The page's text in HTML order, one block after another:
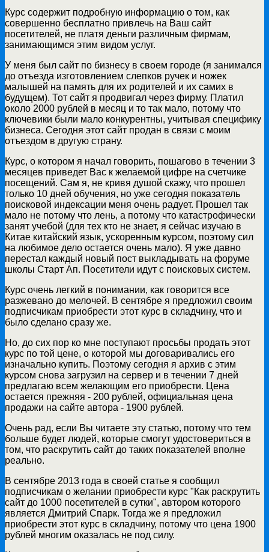
Курс содержит подробную информацию о том, как
совершенно бесплатно привлечь на Ваш сайт
посетителей, не платя деньги различным фирмам,
занимающимся этим видом услуг.
У меня был сайт по бизнесу в своем городе (я занимался
до отъезда изготовлением слепков ручек и ножек
малышей на память для их родителей и их самих в
будущем). Тот сайт я продвигал через фирму. Платил
около 2000 рублей в месяц и то так мало, потому что
ключевики были мало конкурентны, учитывая специфику
бизнеса. Сегодня этот сайт продан в связи с моим
отъездом в другую страну.
Курс, о котором я начал говорить, пошагово в течении 3
месяцев приведет Вас к желаемой цифре на счетчике
посещений. Сам я, не кривя душой скажу, что прошел
только 10 дней обучения, но уже сегодня показатель
поисковой индексации меня очень радует. Прошел так
мало не потому что лень, а потому что катастрофически
занят учебой (для тех кто не знает, я сейчас изучаю в
Китае китайский язык, ускоренным курсом, поэтому сил
на любимое дело остается очень мало). Я уже давно
перестал каждый новый пост выкладывать на форуме
школы Старт Ап. Посетители идут с поисковых систем.
Курс очень легкий в понимании, как говорится все
разжевано до мелочей. В сентябре я предложил своим
подписчикам приобрести этот курс в складчину, что и
было сделано сразу же.
Но, до сих пор ко мне поступают просьбы продать этот
курс по той цене, о которой мы договаривались его
изначально купить. Поэтому сегодня я архив с этим
курсом снова загрузил на сервер и в течении 7 дней
предлагаю всем желающим его приобрести. Цена
остается прежняя - 200 рублей, официальная цена
продажи на сайте автора - 1900 рублей.
Очень рад, если Вы читаете эту статью, потому что тем
больше будет людей, которые смогут удостовериться в
том, что раскрутить сайт до таких показателей вполне
реально.
В сентябре 2013 года в своей статье я сообщил
подписчикам о желании приобрести курс "Как раскрутить
сайт до 1000 посетителей в сутки", автором которого
является Дмитрий Спарк. Тогда же я предложил
приобрести этот курс в складчину, потому что цена 1900
рублей многим оказалась не под силу.